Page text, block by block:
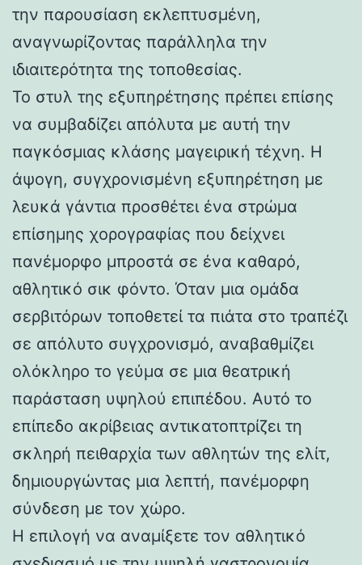
την παρουσίαση εκλεπτυσμένη,
αναγνωρίζοντας παράλληλα την
ιδιαιτερότητα της τοποθεσίας.
Το στυλ της εξυπηρέτησης πρέπει επίσης
να συμβαδίζει απόλυτα με αυτή την
παγκόσμιας κλάσης μαγειρική τέχνη. Η
άψογη, συγχρονισμένη εξυπηρέτηση με
λευκά γάντια προσθέτει ένα στρώμα
επίσημης χορογραφίας που δείχνει
πανέμορφο μπροστά σε ένα καθαρό,
αθλητικό σικ φόντο. Όταν μια ομάδα
σερβιτόρων τοποθετεί τα πιάτα στο τραπέζι
σε απόλυτο συγχρονισμό, αναβαθμίζει
ολόκληρο το γεύμα σε μια θεατρική
παράσταση υψηλού επιπέδου. Αυτό το
επίπεδο ακρίβειας αντικατοπτρίζει τη
σκληρή πειθαρχία των αθλητών της ελίτ,
δημιουργώντας μια λεπτή, πανέμορφη
σύνδεση με τον χώρο.
Η επιλογή να αναμίξετε τον αθλητικό